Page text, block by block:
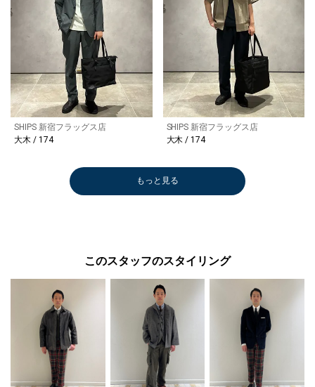
SHIPS 新宿フラッグス店
大木 / 174
SHIPS 新宿フラッグス店
大木 / 174
もっと見る
このスタッフのスタイリング